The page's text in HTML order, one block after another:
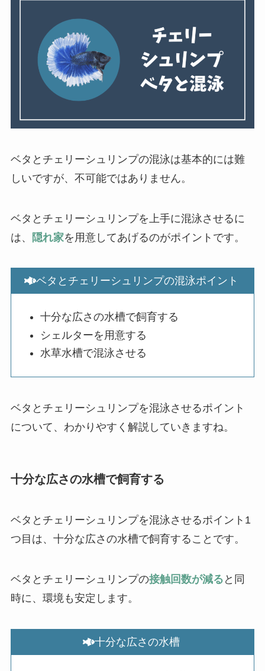
ベタとチェリーシュリンプの混泳は基本的には難
しいですが、不可能ではありません。
ベタとチェリーシュリンプを上手に混泳させるに
は、
隠れ家を用意してあげるのがポイントです。
ベタとチェリーシュリンプの混泳ポイント
十分な広さの水槽で飼育する
シェルターを用意する
水草水槽で混泳させる
ベタとチェリーシュリンプを混泳させるポイント
について、わかりやすく解説していきますね。
十分な広さの水槽で飼育する
ベタとチェリーシュリンプを混泳させるポイント1
つ目は、十分な広さの水槽で飼育することです。
ベタとチェリーシュリンプの接触回数が減る と同
時に、環境も安定します。
十分な広さの水槽